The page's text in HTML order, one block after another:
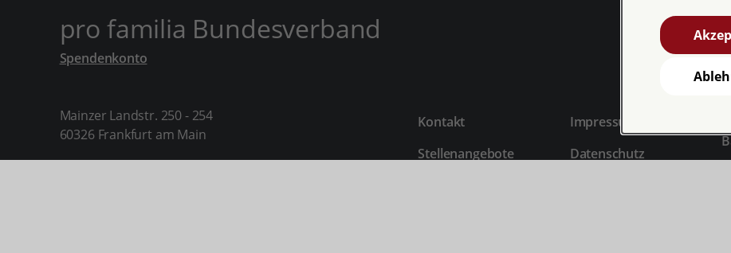
pro familia Bundesverband
Spendenkonto
Mainzer Landstr. 250 - 254
60326 Frankfurt am Main
Kontakt
Stellenangebote
Impressum
Datenschutz